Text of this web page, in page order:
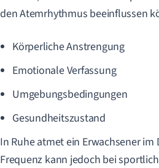
den Atemrhythmus beeinflussen
Körperliche Anstrengung
Emotionale Verfassung
Umgebungsbedingungen
Gesundheitszustand
In Ruhe atmet ein Erwachsener
Frequenz kann jedoch bei